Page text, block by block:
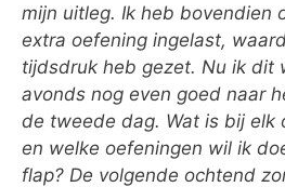
mijn uitleg. Ik heb bovendien
extra oefening ingelast,
tijdsdruk heb gezet. Nu ik dit
avonds nog even goed naar
de tweede dag. Wat is bij elk
en welke oefeningen wil ik
flap? De volgende ochtend